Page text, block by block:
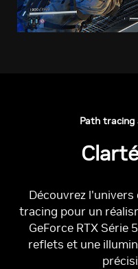
Path tracing
Découvrez l'univers
tracing pour un
GeForce RTX Série
reflets et une